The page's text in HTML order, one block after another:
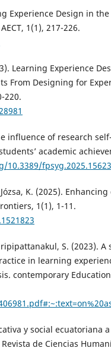
Experience Design in
1(1), 217-226.
Learning Experience
From Designing for
220.
influence of research
academic
10.3389/
K. (2025).
1(1), 1-11.
S. (2023). A
in learning
contemporary
y social ecuatoriana
de Ciencias